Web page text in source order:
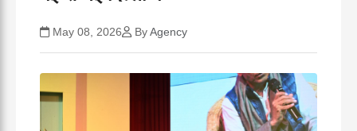
May 08, 2026 ByAgency